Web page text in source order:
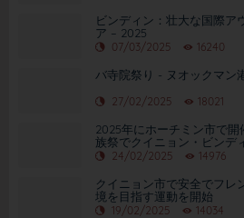
ビンディン：壮大な国際ア
ア – 2025
07/03/2025 16240
バ寺院祭り - ヌオックマン
27/02/2025 18021
2025年にホーチミン市で
族祭でクイニョン・ビンデ
24/02/2025 14976
クイニョン市で安全でフレ
境を目指す運動を開始
19/02/2025 14034